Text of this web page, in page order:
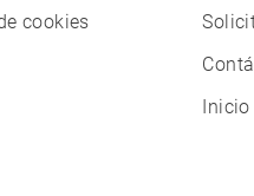
cookies
Inicio